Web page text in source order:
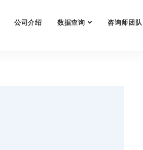
公司介绍 数据查询 咨询师团队